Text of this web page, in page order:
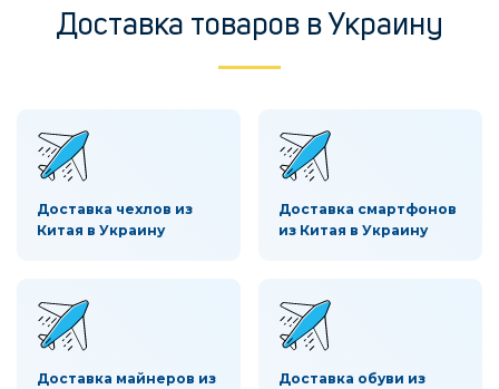
Доставка товаров в Украину
Доставка чехлов из
Китая в Украину
Доставка смартфонов
из Китая в Украину
Доставка майнеров из
Доставка обуви из